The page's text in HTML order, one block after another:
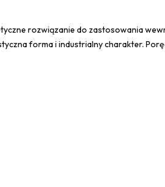
rozwiązanie do zastosowania
forma i industrialny charakter.